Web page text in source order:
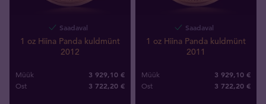
Saadaval
1 oz Hiina Panda kuldmünt
2012
Müük 3 929,10 €
Ost 3 722,20 €
Saadaval
1 oz Hiina Panda kuldmünt
2011
Müük 3 929,10 €
Ost 3 722,20 €